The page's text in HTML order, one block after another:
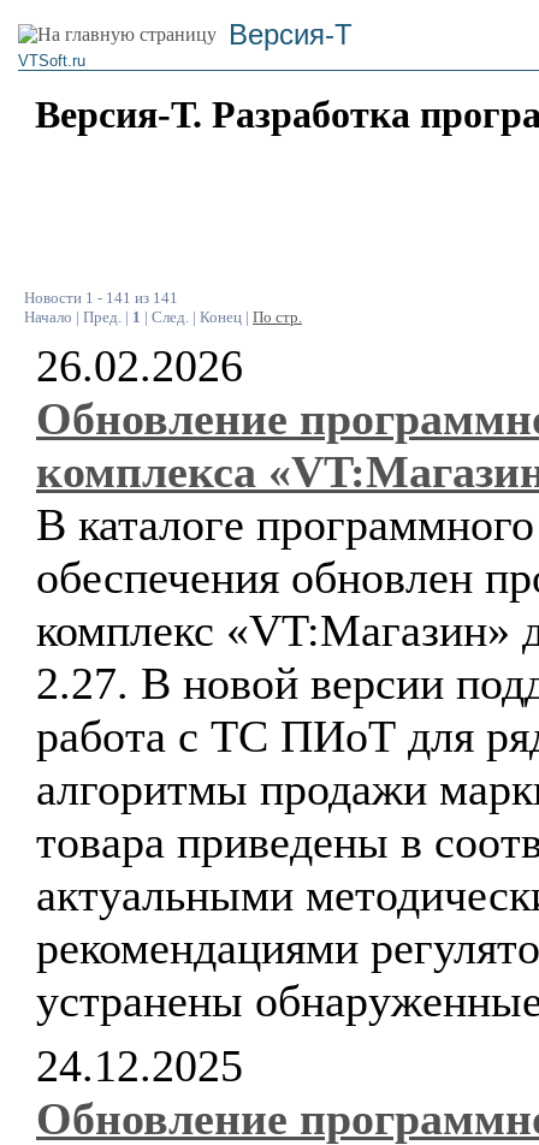
Версия-Т
VTSoft.ru
Версия-Т. Разработка
Новости 1 - 141 из 141
Начало | Пред. | 1 | След. | Конец | По стр.
26.02.2026
Обновление
комплекса
В каталоге программного
обеспечения обновлен
комплекс «VT:Магазин»
2.27. В новой версии
работа с ТС ПИоТ для
алгоритмы продажи
товара приведены в
актуальными
рекомендациями
устранены
24.12.2025
Обновление